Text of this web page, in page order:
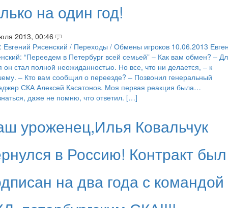
на один год!
2013, 00:46
Евгений Рясенский / Переходы / Обмены игроков 10.06.2013
“Переедем в Петербург всей семьей” – Как вам обмен? –
он стал полной неожиданностью. Но все, что ни делается, – к
– Кто вам сообщил о переезде? – Позвонил генеральный
СКА Алексей Касатонов. Моя первая реакция была…
даже не помню, что ответил. […]
уроженец,Илья Ковальчук
в Россию! Контракт был
на два года с командой